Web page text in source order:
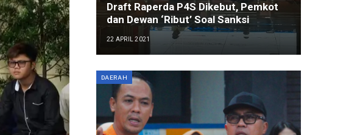
Draft Raperda P4S Dikebut, Pemkot
dan Dewan ‘Ribut’ Soal Sanksi
22 APRIL 2021
DAERAH